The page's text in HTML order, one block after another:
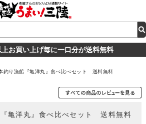
お買い上げ毎に一口分が送料無料
釣り漁船『亀洋丸』食べ比べセット 送料無料
亀洋丸』食べ比べセット 送料無料